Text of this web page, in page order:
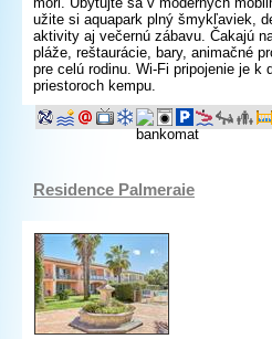
užite si aquapark plný šmykľaviek,
aktivity aj večernú zábavu. Čakajú
pláže, reštaurácie, bary, animačné
pre celú rodinu. Wi-Fi pripojenie je k
priestoroch kempu.
Residence Palmeraie